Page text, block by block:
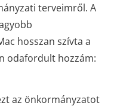
terveimről. A
hosszan szívta a
odafordult hozzám:
az önkormányzatot